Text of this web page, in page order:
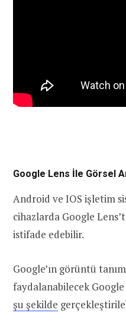
Google Lens İle Görsel
Android ve IOS işletim
cihazlarda Google
istifade edebilir.
Google’ın görüntü
faydalanabilecek
şu şekilde